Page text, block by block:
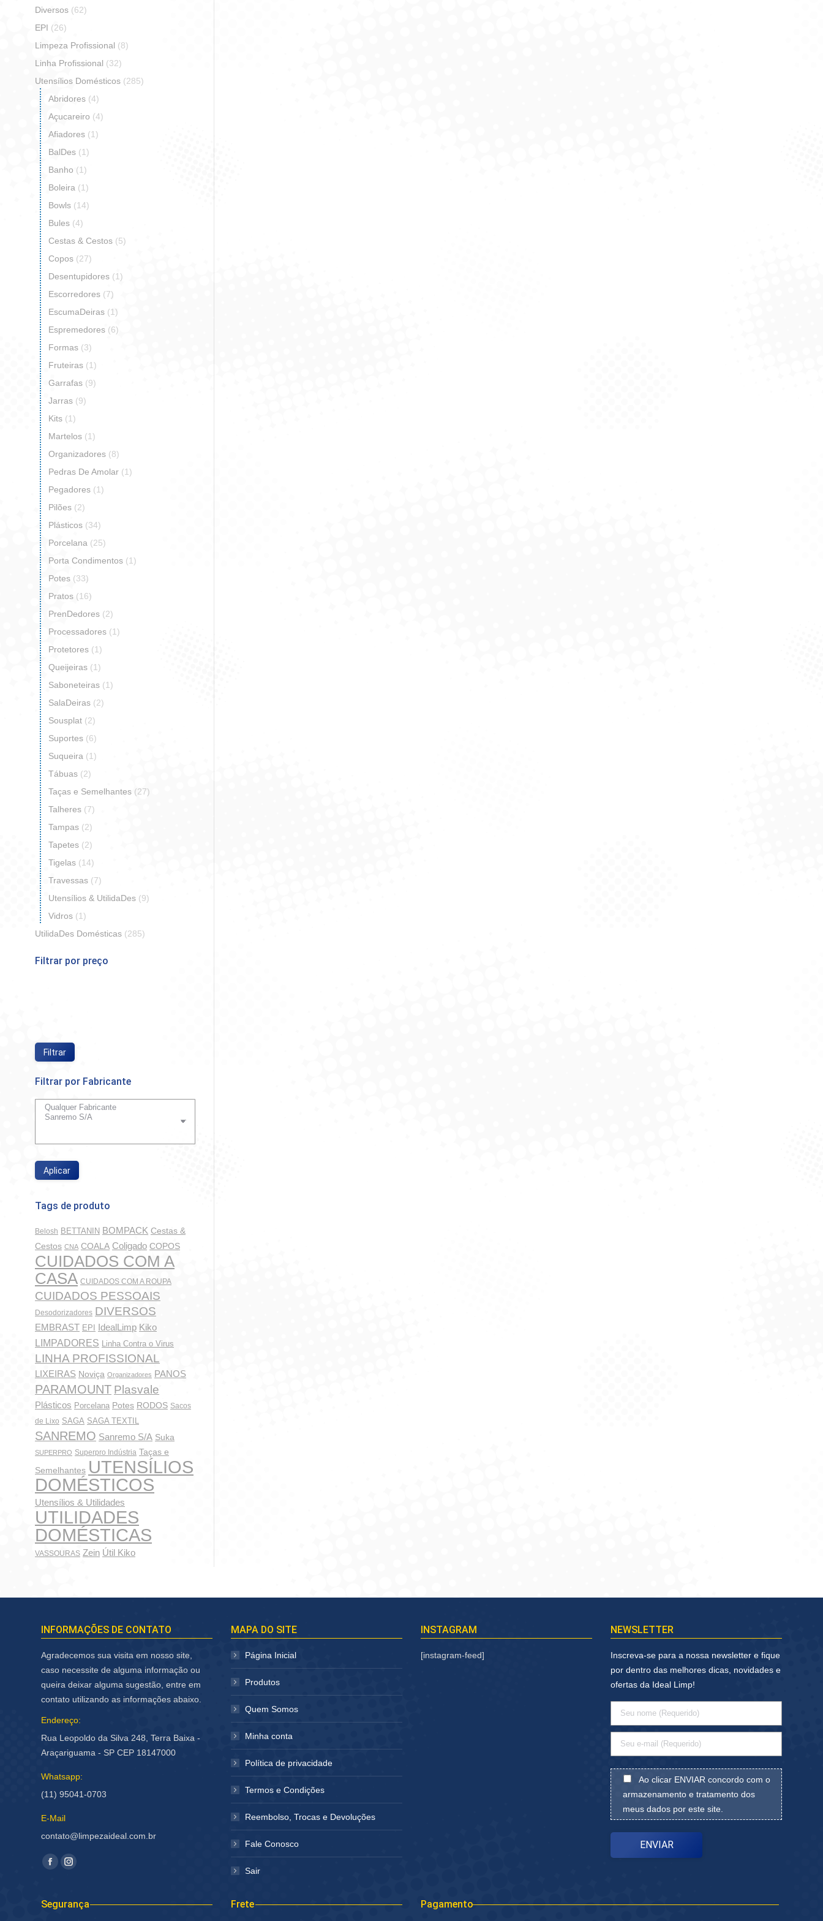
Diversos (62)
EPI (26)
Limpeza Profissional (8)
Linha Profissional (32)
Utensílios Domésticos (285)
Abridores (4)
Açucareiro (4)
Afiadores (1)
BalDes (1)
Banho (1)
Boleira (1)
Bowls (14)
Bules (4)
Cestas & Cestos (5)
Copos (27)
Desentupidores (1)
Escorredores (7)
EscumaDeiras (1)
Espremedores (6)
Formas (3)
Fruteiras (1)
Garrafas (9)
Jarras (9)
Kits (1)
Martelos (1)
Organizadores (8)
Pedras De Amolar (1)
Pegadores (1)
Pilões (2)
Plásticos (34)
Porcelana (25)
Porta Condimentos (1)
Potes (33)
Pratos (16)
PrenDedores (2)
Processadores (1)
Protetores (1)
Queijeiras (1)
Saboneteiras (1)
SalaDeiras (2)
Sousplat (2)
Suportes (6)
Suqueira (1)
Tábuas (2)
Taças e Semelhantes (27)
Talheres (7)
Tampas (2)
Tapetes (2)
Tigelas (14)
Travessas (7)
Utensílios & UtilidaDes (9)
Vidros (1)
UtilidaDes Domésticas (285)
Filtrar por preço
Filtrar
Filtrar por Fabricante
Aplicar
Tags de produto
Belosh BETTANIN BOMPACK Cestas &
Cestos CNA COALA Coligado COPOS
CUIDADOS COM A
CASA CUIDADOS COM A ROUPA
CUIDADOS PESSOAIS
Desodorizadores DIVERSOS
EMBRAST EPI IdealLimp Kiko
LIMPADORES Linha Contra o Virus
LINHA PROFISSIONAL
LIXEIRAS Noviça Organizadores PANOS
PARAMOUNT Plasvale
Plásticos Porcelana Potes RODOS Sacos
de Lixo SAGA SAGA TEXTIL
SANREMO Sanremo S/A Suka
SUPERPRO Superpro Indústria Taças e
Semelhantes UTENSÍLIOS
DOMÉSTICOS
Utensílios & Utilidades
UTILIDADES
DOMÉSTICAS
VASSOURAS Zein Útil Kiko
INFORMAÇÕES DE CONTATO
Agradecemos sua visita em nosso site,
caso necessite de alguma informação ou
queira deixar alguma sugestão, entre em
contato utilizando as informações abaixo.
Endereço:
Rua Leopoldo da Silva 248, Terra Baixa -
Araçariguama - SP CEP 18147000
Whatsapp:
(11) 95041-0703
E-Mail
contato@limpezaideal.com.br
Encontre-nos em:
Facebook
abre
Instagram
abre
MAPA DO SITE
Página Inicial
Produtos
Quem Somos
Minha conta
Política de privacidade
Termos e Condições
Reembolso, Trocas e Devoluções
Fale Conosco
Sair
INSTAGRAM
[instagram-feed]
NEWSLETTER
Inscreva-se para a nossa newsletter e fique
por dentro das melhores dicas, novidades e
ofertas da Ideal Limp!
Ao clicar ENVIAR concordo com o
armazenamento e tratamento dos
meus dados por este site.
Segurança Frete Pagamento